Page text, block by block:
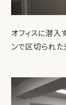
オフィスに潜入
ンで区切られた